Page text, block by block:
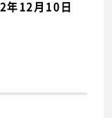
年12月10日